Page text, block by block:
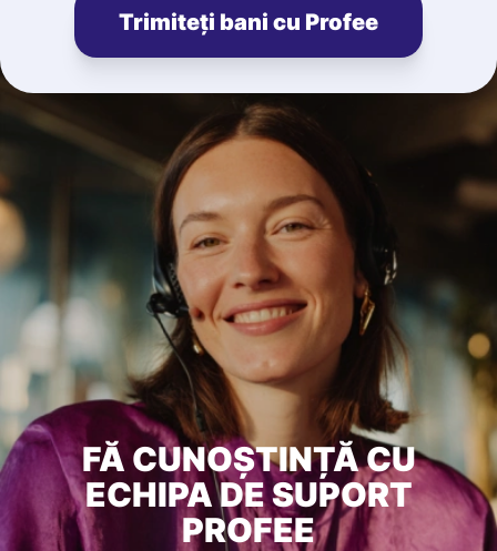
Trimiteți bani cu Profee
FĂ CUNOȘTINȚĂ CU
ECHIPA DE SUPORT
PROFEE